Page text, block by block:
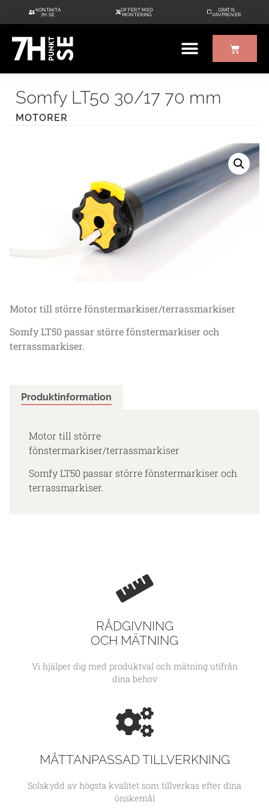
KONTAKTA
7H.SE
OFFERT MED
MONTERING
GRATIS
VÄVPROVER
Somfy LT50 30/17 70 mm
MOTORER
Motor till större fönstermarkiser/terrassmarkiser
Somfy LT50 passar större fönstermarkiser och
terrassmarkiser.
Produktinformation
Motor till större
fönstermarkiser/terrassmarkiser
Somfy LT50 passar större fönstermarkiser och
terrassmarkiser.
RÅDGIVNING
OCH MÄTNING
Vi hjälper dig med produktval och mätning utifrån
dina behov
MÅTTANPASSAD TILLVERKNING
Solskydd av högsta kvalitet som tillverkas efter dina
önskemål